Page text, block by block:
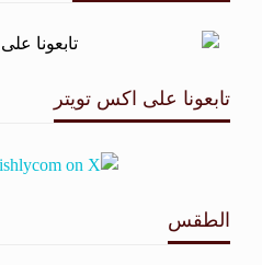
تابعونا على اكس تويتر
الطقس